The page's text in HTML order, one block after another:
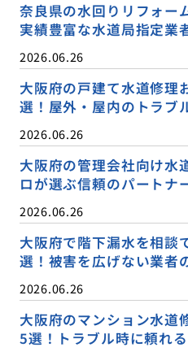
奈良県の水回りリフォー
実績豊富な水道局指定業
2026.06.26
大阪府の戸建て水道修理
選！屋外・屋内のトラブ
2026.06.26
大阪府の管理会社向け水
ロが選ぶ信頼のパートナ
2026.06.26
大阪府で階下漏水を相談
選！被害を広げない業者
2026.06.26
大阪府のマンション水道
5選！トラブル時に頼れ